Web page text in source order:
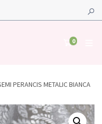
0
PERANCIS METALIC BIANCA